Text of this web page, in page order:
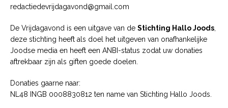
redactiedevrijdagavond@gmail.com
De Vrijdagavond is een uitgave van de Stichting Hallo Joods
deze stichting heeft als doel het uitgeven van onafhankelijke
Joodse media en heeft een ANBI-status zodat uw donaties
aftrekbaar zijn als giften goede doelen.
Donaties gaarne naar:
NL48 INGB 0008830812 ten name van Stichting Hallo Joods.